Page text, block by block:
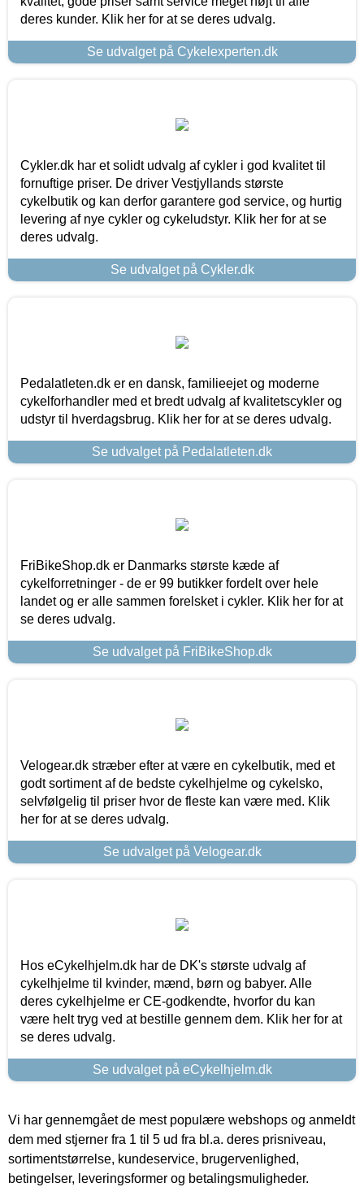
deres kunder. Klik her for at se deres udvalg.
Se udvalget på Cykelexperten.dk
Cykler.dk har et solidt udvalg af cykler i god kvalitet til
fornuftige priser. De driver Vestjyllands største
cykelbutik og kan derfor garantere god service, og hurtig
levering af nye cykler og cykeludstyr. Klik her for at se
deres udvalg.
Se udvalget på Cykler.dk
Pedalatleten.dk er en dansk, familieejet og moderne
cykelforhandler med et bredt udvalg af kvalitetscykler og
udstyr til hverdagsbrug. Klik her for at se deres udvalg.
Se udvalget på Pedalatleten.dk
FriBikeShop.dk er Danmarks største kæde af
cykelforretninger - de er 99 butikker fordelt over hele
landet og er alle sammen forelsket i cykler. Klik her for at
se deres udvalg.
Se udvalget på FriBikeShop.dk
Velogear.dk stræber efter at være en cykelbutik, med et
godt sortiment af de bedste cykelhjelme og cykelsko,
selvfølgelig til priser hvor de fleste kan være med. Klik
her for at se deres udvalg.
Se udvalget på Velogear.dk
Hos eCykelhjelm.dk har de DK's største udvalg af
cykelhjelme til kvinder, mænd, børn og babyer. Alle
deres cykelhjelme er CE-godkendte, hvorfor du kan
være helt tryg ved at bestille gennem dem. Klik her for at
se deres udvalg.
Se udvalget på eCykelhjelm.dk
Vi har gennemgået de mest populære webshops og anmeldt
dem med stjerner fra 1 til 5 ud fra bl.a. deres prisniveau,
sortimentstørrelse, kundeservice, brugervenlighed,
betingelser, leveringsformer og betalingsmuligheder.